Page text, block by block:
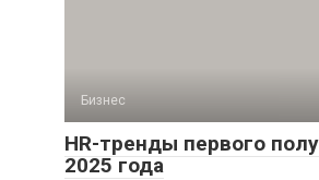
Бизнес
HR-тренды первого
2025 года